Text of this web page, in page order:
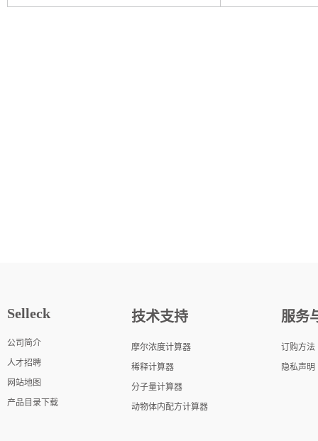
Selleck
公司简介
人才招聘
网站地图
产品目录下载
技术支持
摩尔浓度计算器
稀释计算器
分子量计算器
动物体内配方计算器
服务
订购方法
隐私声明